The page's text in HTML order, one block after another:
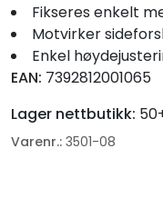
Fikseres enkelt
Motvirker
Enkel
EAN: 7392812001065
Lager nettbutikk:
Varenr.: 3501-08